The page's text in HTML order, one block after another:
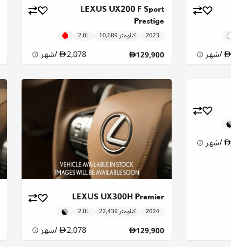
/شهر
LEXUS UX200 F Sport
Prestige
2023 10,689 كيلومتر 2.0L
129,900
2,078
/شهر
/شهر
LEXUS UX300H Premier
2024 22,439 كيلومتر 2.0L
129,900
2,078
/شهر